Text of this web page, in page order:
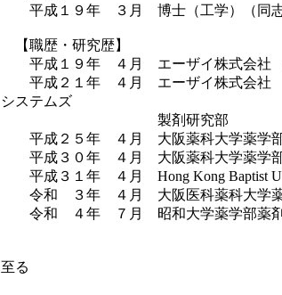
平成１９年 ３月 博士（工学）（同志
【職歴・研究歴】
平成１９年 ４月 エーザイ株式会社
平成２１年 ４月 エーザイ株式会社
システムズ
製剤研究部
平成２５年 ４月 大阪薬科大学薬学部
平成３０年 ４月 大阪薬科大学薬学部
平成３１年 ４月 Hong Kong Baptist
令和 ３年 ４月 大阪医科薬科大学薬
令和 ４年 ７月 昭和大学薬学部薬
至る